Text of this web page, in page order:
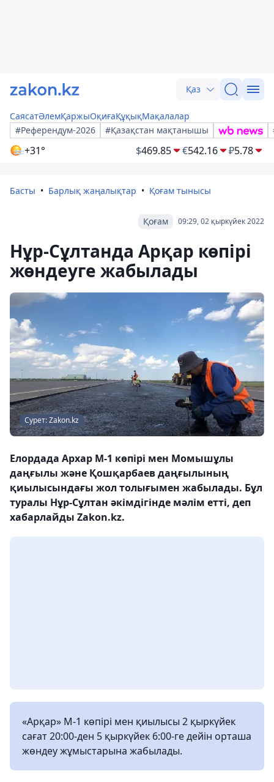
Қаз
СаясатӘлемҚаржыОқиғаҚұқықМақалалар
#Референдум-2026
#Қазақстан мақтанышы
+31° $469.85 €542.16 ₽5.78
Басты Барлық жаңалықтар Қоғам тынысы
09:29, 02 қыркүйек 2022
Қоғам
Нұр-Сұлтанда Арқар көпірі
жөндеуге жабылады
Сурет: Zakon.kz
Елордада Архар М-1 көпірі мен Момышұлы
даңғылы және Қошқарбаев даңғылының
қиылысындағы жол толығымен жабылады. Бұл
туралы Нұр-Сұлтан әкімдігінде мәлім етті, деп
хабарлайды Zakon.kz.
«Арқар» М-1 көпірі мен қиылысы 2 қыркүйек
сағат 20:00-ден 5 қыркүйек 6:00-ге дейін орташа
жөндеу жұмыстарына жабылады.